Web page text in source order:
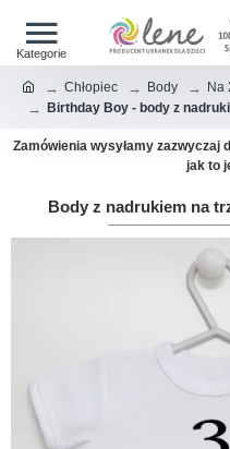
Chłopiec Body
Na
Birthday Boy - body z
Zamówienia wysyłamy zazwyczaj
jak to
Body z nadrukiem na